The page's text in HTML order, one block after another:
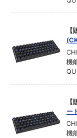
機
ー
機